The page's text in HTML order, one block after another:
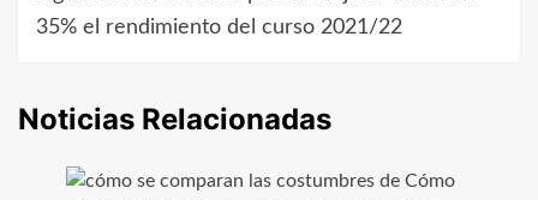
entradas
35% el rendimiento del curso 2021/22
Noticias Relacionadas